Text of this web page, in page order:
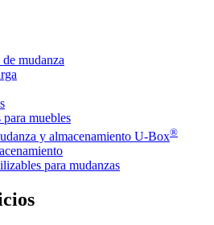
mudanza
muebles
y almacenamiento U-Box®
para mudanzas